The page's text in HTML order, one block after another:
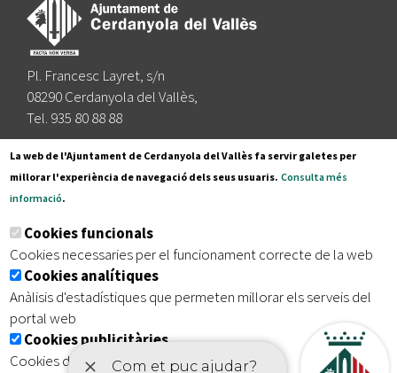
Pl. Francesc Layret, s/n
08290 Cerdanyola del Vallès,
Tel. 935 80 88 88
Segueix-nos a:
Subscriu-te al nostre butlletí
Inici | Avís legal | Protecció de dades
| Accessibilitat
La web de l'Ajuntament de Cerdanyola del Vallès fa servir galetes per
millorar l'experiència de navegació dels seus usuaris. Consulta més
informació.
Cookies funcionals
Cookies necessaries per el funcionament correcte de la web
Cookies analítiques
Anàlisis d'estadístiques que permeten millorar els serveis del
portal web
Cookies publicitàries
Cookies de tercers amb finalitat publicitària